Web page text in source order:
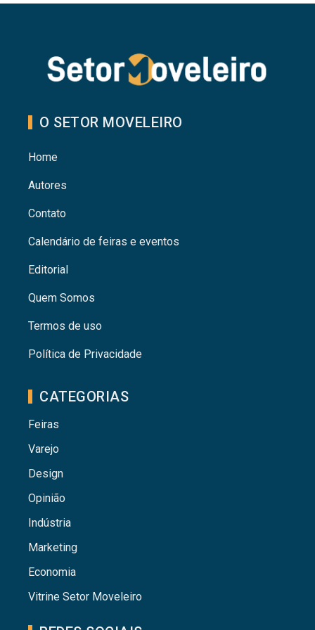
O SETOR MOVELEIRO
Home
Autores
Contato
Calendário de feiras e eventos
Editorial
Quem Somos
Termos de uso
Política de Privacidade
CATEGORIAS
Feiras
Varejo
Design
Opinião
Indústria
Marketing
Economia
Vitrine Setor Moveleiro